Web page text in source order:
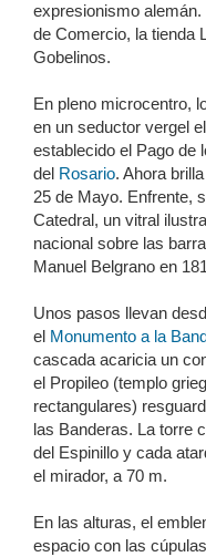
expresionismo
de Comercio, la tienda
Gobelinos.
En pleno microcentro,
en un seductor vergel
establecido el Pago de
del Rosario. Ahora
25 de Mayo. Enfrente,
Catedral, un vitral
nacional sobre las
Manuel Belgrano en
Unos pasos llevan
el Monumento a la
cascada acaricia un
el Propileo (templo
rectangulares)
las Banderas. La torre
del Espinillo y cada
el mirador, a 70 m.
En las alturas, el
espacio con las